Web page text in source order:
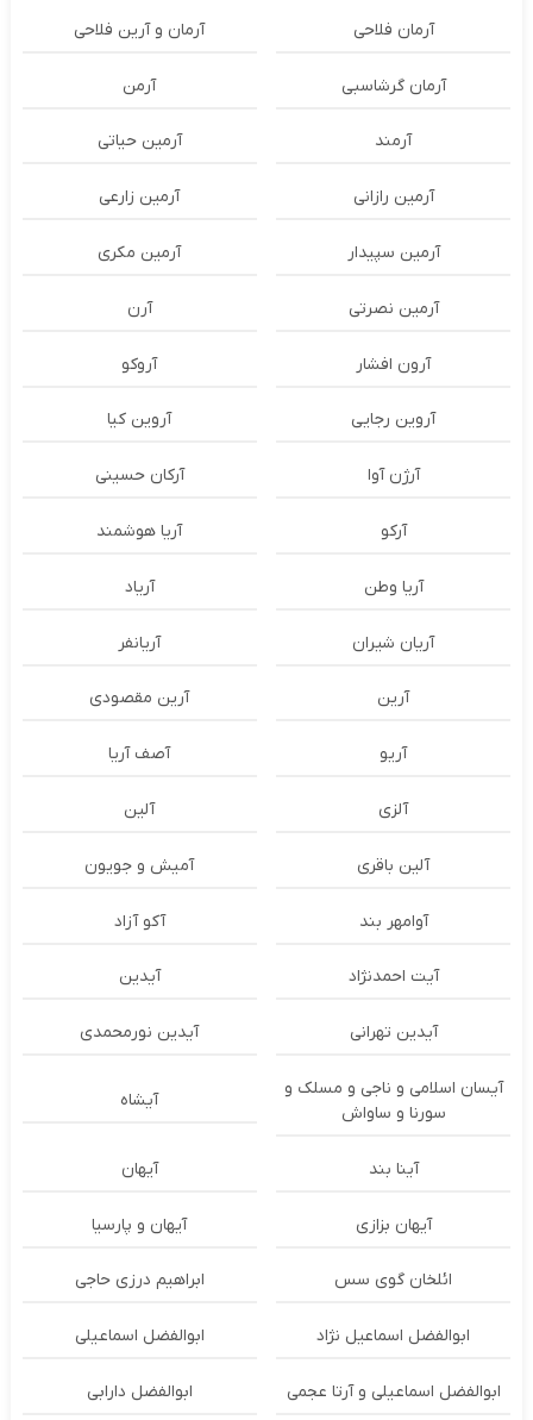
آرمان فلاحی آرمان و آرین فلاحی
آرمان گرشاسبی آرمن
آرمند آرمین حیاتی
آرمین رازانی آرمین زارعی
آرمین سپیدار آرمین مکری
آرمین نصرتی آرن
آرون افشار آروکو
آروین رجایی آروین کیا
آرژن آوا آرکان حسینی
آرکو آریا هوشمند
آریا وطن آریاد
آریان شیران آریانفر
آرین آرین مقصودی
آریو آصف آریا
آلزی آلین
آلین باقری آمیش و جویون
آوامهر بند آکو آزاد
آیت احمدنژاد آیدین
آیدین تهرانی آیدین نورمحمدی
آیسان اسلامی و ناجی و مسلک و
سورنا و ساواش
آیشاه
آینا بند آیهان
آیهان بزازی آیهان و پارسیا
ائلخان گوی سس ابراهیم درزی حاجی
ابوالفضل اسماعیل نژاد ابوالفضل اسماعیلی
ابوالفضل اسماعیلی و آرتا عجمی ابوالفضل دارابی